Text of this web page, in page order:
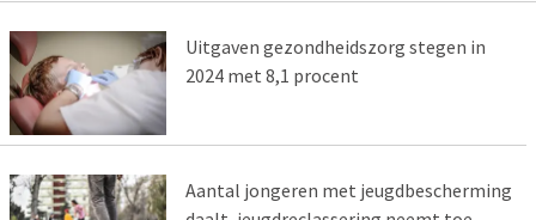
Uitgaven gezondheidszorg stegen in
2024 met 8,1 procent
Aantal jongeren met jeugdbescherming